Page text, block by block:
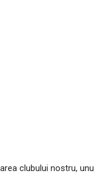
clubului nostru,